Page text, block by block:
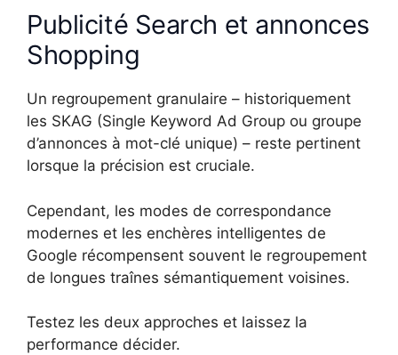
Publicité Search et annonces
Shopping
Un regroupement granulaire – historiquement
les SKAG (Single Keyword Ad Group ou groupe
d’annonces à mot-clé unique) – reste pertinent
lorsque la précision est cruciale.
Cependant, les modes de correspondance
modernes et les enchères intelligentes de
Google récompensent souvent le regroupement
de longues traînes sémantiquement voisines.
Testez les deux approches et laissez la
performance décider.